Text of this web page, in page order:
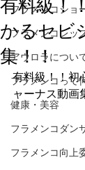
フラメンコショ
フラメンコレッ
アウロラについ
フラメンコって
健康・美容
フラメンコダン
フラメンコ向上
有料級！
かるセビ
集！！
有料級！！初
ャーナス動画